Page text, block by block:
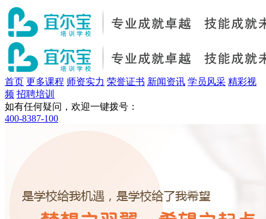
首页 更多课程 师资实力 荣誉证书 新闻资讯 学员风采 精彩视
频 招聘培训
如有任何疑问，欢迎一键拨号：
400-8387-100